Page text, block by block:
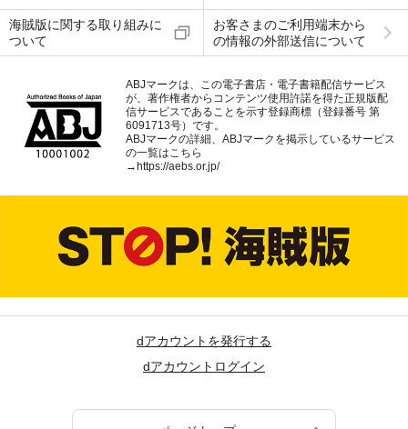
海賊版に関する取り組みに
ついて
お客さまのご利用端末から
の情報の外部送信について
ABJマークは、この電子書店・電子書籍配信サービス
が、著作権者からコンテンツ使用許諾を得た正規版配
信サービスであることを示す登録商標（登録番号 第
6091713号）です。
ABJマークの詳細、ABJマークを掲示しているサービス
の一覧はこちら
→ https://aebs.or.jp/
dアカウントを発行する
dアカウントログイン